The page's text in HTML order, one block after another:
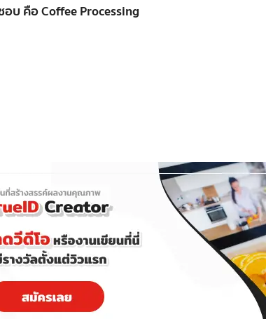
บ คือ Coffee Processing